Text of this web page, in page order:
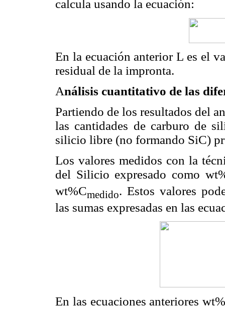
calcula usando la ecuación:
En la ecuación anterior L es el
residual de la impronta.
Análisis cuantitativo de las
Partiendo de los resultados del
las cantidades de carburo de
silicio libre (no formando SiC)
Los valores medidos con la
del Silicio expresado como
wt%Cmedido. Estos valores
las sumas expresadas en las
En las ecuaciones anteriores